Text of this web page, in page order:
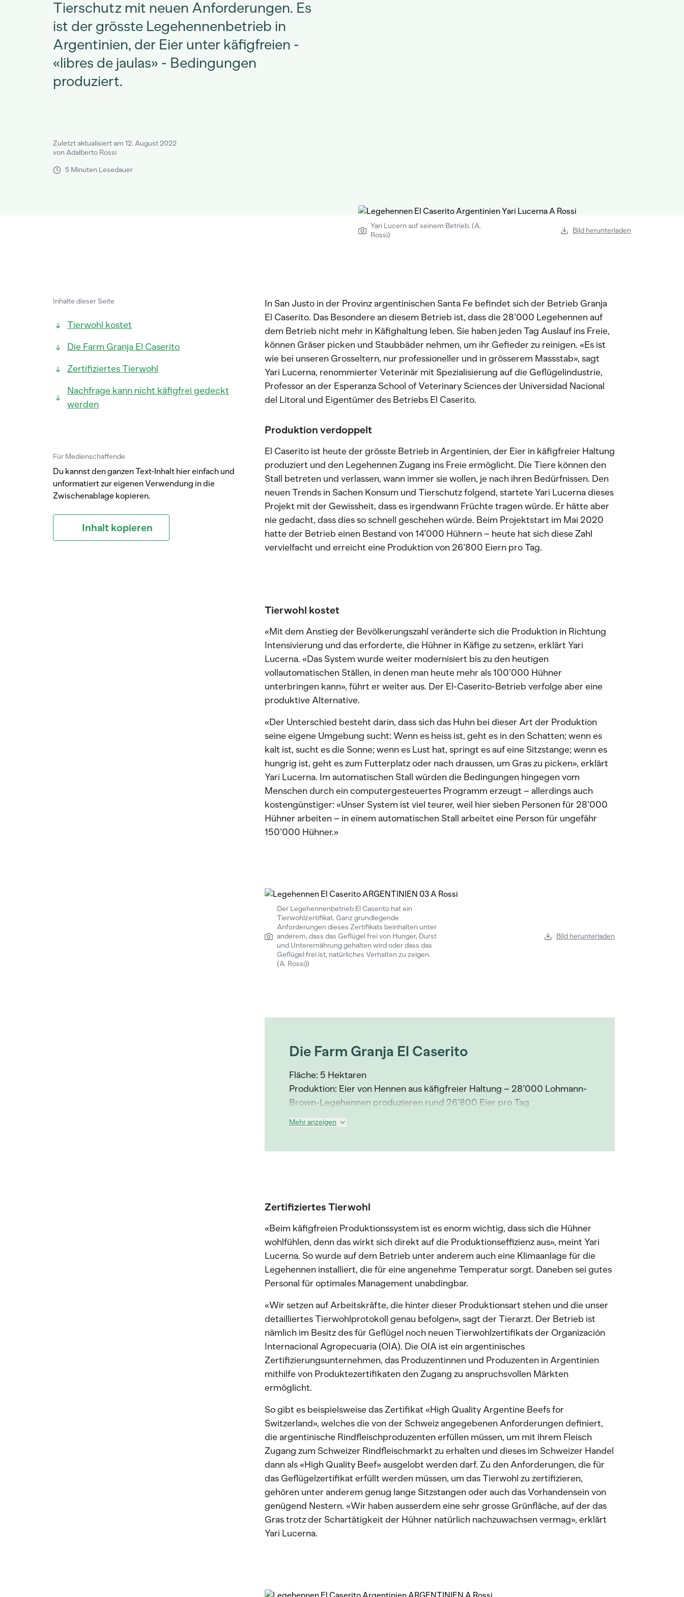
Tierschutz mit neuen Anforderungen. Es
ist der grösste Legehennenbetrieb in
Argentinien, der Eier unter käfigfreien -
«libres de jaulas» - Bedingungen
produziert.
Zuletzt aktualisiert am 12. August 2022
von Adalberto Rossi
5 Minuten Lesedauer
Yari Lucern auf seinem Betrieb. (A.
Rossi)
Bild herunterladen
Inhalte dieser Seite
Tierwohl kostet
Die Farm Granja El Caserito
Zertifiziertes Tierwohl
Nachfrage kann nicht käfigfrei gedeckt
werden
Für Medienschaffende
Du kannst den ganzen Text-Inhalt hier einfach und
unformatiert zur eigenen Verwendung in die
Zwischenablage kopieren.
Inhalt kopieren
In San Justo in der Provinz argentinischen Santa Fe befindet sich der Betrieb Granja
El Caserito. Das Besondere an diesem Betrieb ist, dass die 28’000 Legehennen auf
dem Betrieb nicht mehr in Käfighaltung leben. Sie haben jeden Tag Auslauf ins Freie,
können Gräser picken und Staubbäder nehmen, um ihr Gefieder zu reinigen. «Es ist
wie bei unseren Grosseltern, nur professioneller und in grösserem Massstab», sagt
Yari Lucerna, renommierter Veterinär mit Spezialisierung auf die Geflügelindustrie,
Professor an der Esperanza School of Veterinary Sciences der Universidad Nacional
del Litoral und Eigentümer des Betriebs El Caserito.
Produktion verdoppelt
El Caserito ist heute der grösste Betrieb in Argentinien, der Eier in käfigfreier Haltung
produziert und den Legehennen Zugang ins Freie ermöglicht. Die Tiere können den
Stall betreten und verlassen, wann immer sie wollen, je nach ihren Bedürfnissen. Den
neuen Trends in Sachen Konsum und Tierschutz folgend, startete Yari Lucerna dieses
Projekt mit der Gewissheit, dass es irgendwann Früchte tragen würde. Er hätte aber
nie gedacht, dass dies so schnell geschehen würde. Beim Projektstart im Mai 2020
hatte der Betrieb einen Bestand von 14’000 Hühnern – heute hat sich diese Zahl
vervielfacht und erreicht eine Produktion von 26’800 Eiern pro Tag.
Tierwohl kostet
«Mit dem Anstieg der Bevölkerungszahl veränderte sich die Produktion in Richtung
Intensivierung und das erforderte, die Hühner in Käfige zu setzen», erklärt Yari
Lucerna. «Das System wurde weiter modernisiert bis zu den heutigen
vollautomatischen Ställen, in denen man heute mehr als 100’000 Hühner
unterbringen kann», führt er weiter aus. Der El-Caserito-Betrieb verfolge aber eine
produktive Alternative.
«Der Unterschied besteht darin, dass sich das Huhn bei dieser Art der Produktion
seine eigene Umgebung sucht: Wenn es heiss ist, geht es in den Schatten; wenn es
kalt ist, sucht es die Sonne; wenn es Lust hat, springt es auf eine Sitzstange; wenn es
hungrig ist, geht es zum Futterplatz oder nach draussen, um Gras zu picken», erklärt
Yari Lucerna. Im automatischen Stall würden die Bedingungen hingegen vom
Menschen durch ein computergesteuertes Programm erzeugt – allerdings auch
kostengünstiger: «Unser System ist viel teurer, weil hier sieben Personen für 28’000
Hühner arbeiten – in einem automatischen Stall arbeitet eine Person für ungefähr
150’000 Hühner.»
Der Legehennenbetrieb El Caserito hat ein
Tierwohlzertifikat. Ganz grundlegende
Anforderungen dieses Zertifikats beinhalten unter
anderem, dass das Geflügel frei von Hunger, Durst
und Unterernährung gehalten wird oder dass das
Geflügel frei ist, natürliches Verhalten zu zeigen.
(A. Rossi))
Bild herunterladen
Die Farm Granja El Caserito
Fläche: 5 Hektaren
Produktion: Eier von Hennen aus käfigfreier Haltung – 28’000 Lohmann-
Brown-Legehennen produzieren rund 26’800 Eier pro Tag
Mehr anzeigen
Zertifiziertes Tierwohl
«Beim käfigfreien Produktionssystem ist es enorm wichtig, dass sich die Hühner
wohlfühlen, denn das wirkt sich direkt auf die Produktionseffizienz aus», meint Yari
Lucerna. So wurde auf dem Betrieb unter anderem auch eine Klimaanlage für die
Legehennen installiert, die für eine angenehme Temperatur sorgt. Daneben sei gutes
Personal für optimales Management unabdingbar.
«Wir setzen auf Arbeitskräfte, die hinter dieser Produktionsart stehen und die unser
detailliertes Tierwohlprotokoll genau befolgen», sagt der Tierarzt. Der Betrieb ist
nämlich im Besitz des für Geflügel noch neuen Tierwohlzertifikats der Organización
Internacional Agropecuaria (OIA). Die OIA ist ein argentinisches
Zertifizierungsunternehmen, das Produzentinnen und Produzenten in Argentinien
mithilfe von Produktezertifikaten den Zugang zu anspruchsvollen Märkten
ermöglicht.
So gibt es beispielsweise das Zertifikat «High Quality Argentine Beefs for
Switzerland», welches die von der Schweiz angegebenen Anforderungen definiert,
die argentinische Rindfleischproduzenten erfüllen müssen, um mit ihrem Fleisch
Zugang zum Schweizer Rindfleischmarkt zu erhalten und dieses im Schweizer Handel
dann als «High Quality Beef» ausgelobt werden darf. Zu den Anforderungen, die für
das Geflügelzertifikat erfüllt werden müssen, um das Tierwohl zu zertifizieren,
gehören unter anderem genug lange Sitzstangen oder auch das Vorhandensein von
genügend Nestern. «Wir haben ausserdem eine sehr grosse Grünfläche, auf der das
Gras trotz der Schartätigkeit der Hühner natürlich nachzuwachsen vermag», erklärt
Yari Lucerna.